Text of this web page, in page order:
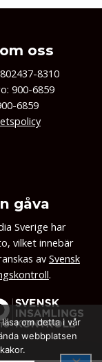
oss
8310
900-6859
6859
gåva
Sverige har
vilket innebär
av Svensk
.
om detta i vår
webbplatsen